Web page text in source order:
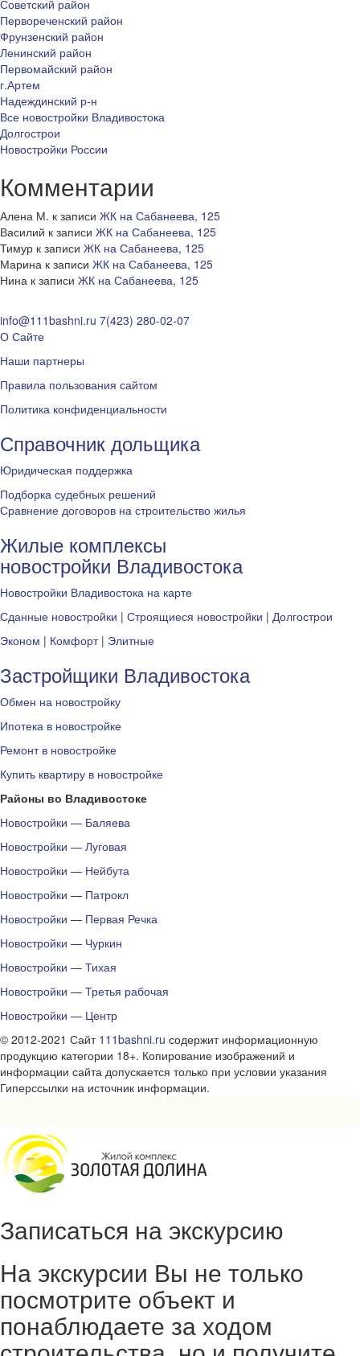
Советский район
Первореченский район
Фрунзенский район
Ленинский район
Первомайский район
г.Артем
Надеждинский р-н
Все новостройки Владивостока
Долгострои
Новостройки России
Комментарии
Алена М. к записи ЖК на Сабанеева, 125
Василий к записи ЖК на Сабанеева, 125
Тимур к записи ЖК на Сабанеева, 125
Марина к записи ЖК на Сабанеева, 125
Нина к записи ЖК на Сабанеева, 125
info@111bashni.ru 7(423) 280-02-07
О Сайте
Наши партнеры
Правила пользования сайтом
Политика конфиденциальности
Справочник дольщика
Юридическая поддержка
Подборка судебных решений
Сравнение договоров на строительство жилья
Жилые комплексы
новостройки Владивостока
Новостройки Владивостока на карте
Сданные новостройки | Строящиеся новостройки | Долгострои
Эконом | Комфорт| Элитные
Застройщики Владивостока
Обмен на новостройку
Ипотека в новостройке
Ремонт в новостройке
Купить квартиру в новостройке
Районы во Владивостоке
Новостройки — Баляева
Новостройки — Луговая
Новостройки — Нейбута
Новостройки — Патрокл
Новостройки — Первая Речка
Новостройки — Чуркин
Новостройки — Тихая
Новостройки — Третья рабочая
Новостройки — Центр
© 2012-2021 Сайт 111bashni.ru содержит информационную
продукцию категории 18+. Копирование изображений и
информации сайта допускается только при условии указания
Гиперссылки на источник информации.
Записаться на экскурсию
На экскурсии Вы не только
посмотрите объект и
понаблюдаете за ходом